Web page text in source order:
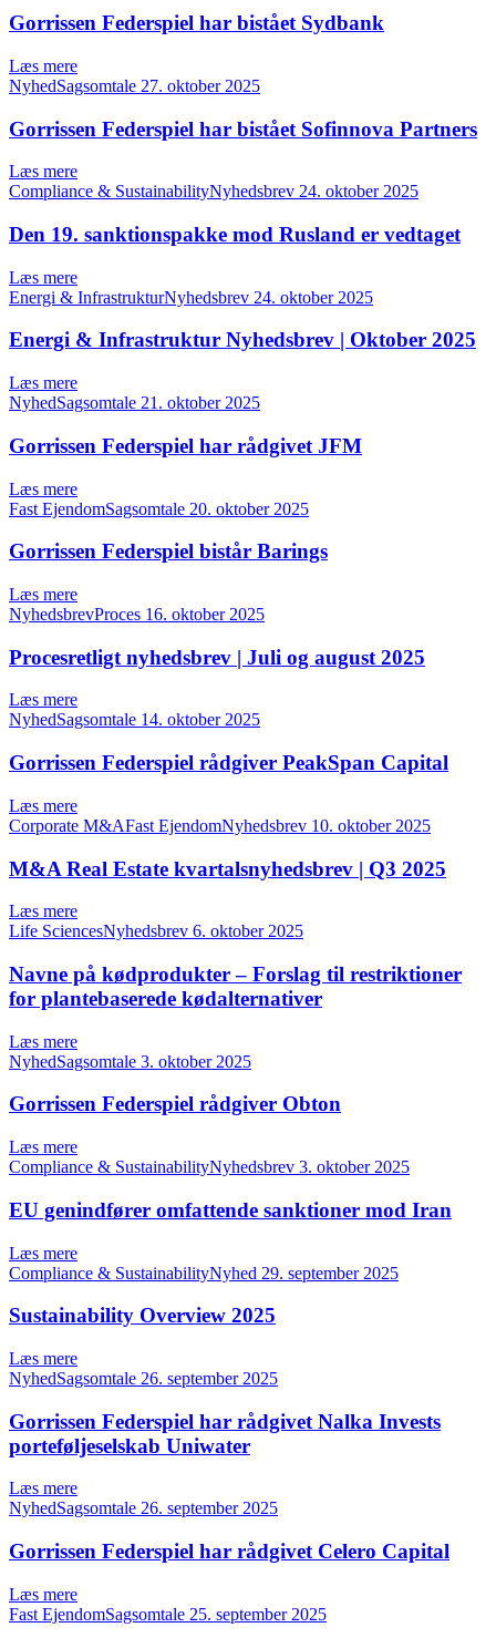
Gorrissen Federspiel har bistået Sydbank
Læs mere
NyhedSagsomtale 27. oktober 2025
Gorrissen Federspiel har bistået Sofinnova Partners
Læs mere
Compliance & SustainabilityNyhedsbrev 24. oktober 2025
Den 19. sanktionspakke mod Rusland er vedtaget
Læs mere
Energi & InfrastrukturNyhedsbrev 24. oktober 2025
Energi & Infrastruktur Nyhedsbrev | Oktober 2025
Læs mere
NyhedSagsomtale 21. oktober 2025
Gorrissen Federspiel har rådgivet JFM
Læs mere
Fast EjendomSagsomtale 20. oktober 2025
Gorrissen Federspiel bistår Barings
Læs mere
NyhedsbrevProces 16. oktober 2025
Procesretligt nyhedsbrev | Juli og august 2025
Læs mere
NyhedSagsomtale 14. oktober 2025
Gorrissen Federspiel rådgiver PeakSpan Capital
Læs mere
Corporate M&AFast EjendomNyhedsbrev 10. oktober 2025
M&A Real Estate kvartalsnyhedsbrev | Q3 2025
Læs mere
Life SciencesNyhedsbrev 6. oktober 2025
Navne på kødprodukter – Forslag til restriktioner
for plantebaserede kødalternativer
Læs mere
NyhedSagsomtale 3. oktober 2025
Gorrissen Federspiel rådgiver Obton
Læs mere
Compliance & SustainabilityNyhedsbrev 3. oktober 2025
EU genindfører omfattende sanktioner mod Iran
Læs mere
Compliance & SustainabilityNyhed 29. september 2025
Sustainability Overview 2025
Læs mere
NyhedSagsomtale 26. september 2025
Gorrissen Federspiel har rådgivet Nalka Invests
porteføljeselskab Uniwater
Læs mere
NyhedSagsomtale 26. september 2025
Gorrissen Federspiel har rådgivet Celero Capital
Læs mere
Fast EjendomSagsomtale 25. september 2025